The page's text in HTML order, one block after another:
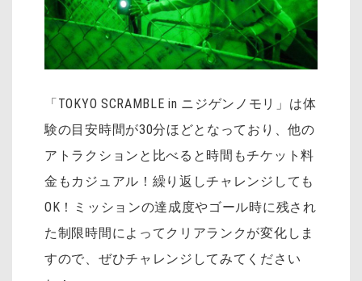
「TOKYO SCRAMBLE in ニジゲンノモリ」は体
験の目安時間が30分ほどとなっており、他の
アトラクションと比べると時間もチケット料
金もカジュアル！繰り返しチャレンジしても
OK！ミッションの達成度やゴール時に残され
た制限時間によってクリアランクが変化しま
すので、ぜひチャレンジしてみてください